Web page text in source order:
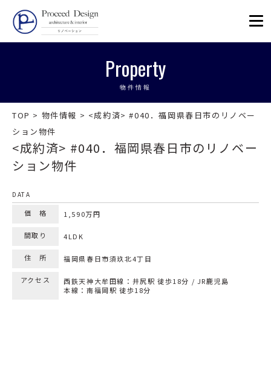
リノベーションを福岡で。
Property
物件情報
<成約済> #040．福岡県春日市のリノベー
ション物件
TOP > 物件情報 > <成約済> #040．福岡県春日市のリノベー
ション物件
DATA
価 格 1,590万円
間取り 4LDK
住 所 福岡県春日市須玖北4丁目
アクセス
西鉄天神大牟田線：井尻駅 徒歩18分 / JR鹿児島
本線：南福岡駅 徒歩18分